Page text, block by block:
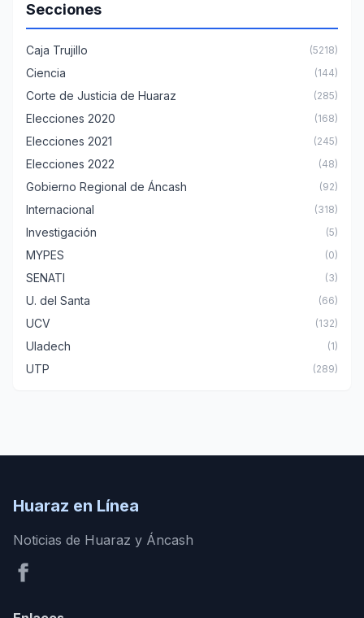
Secciones
Caja Trujillo (5218)
Ciencia (144)
Corte de Justicia de Huaraz (285)
Elecciones 2020 (168)
Elecciones 2021 (245)
Elecciones 2022 (48)
Gobierno Regional de Áncash (92)
Internacional (318)
Investigación (5)
MYPES (0)
SENATI (3)
U. del Santa (66)
UCV (132)
Uladech (1)
UTP (289)
Huaraz en Línea
Noticias de Huaraz y Áncash